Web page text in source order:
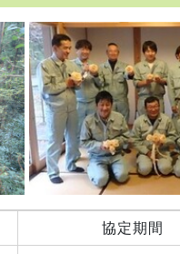
協定期間